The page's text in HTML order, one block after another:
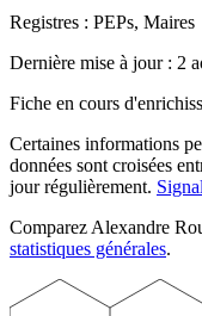
Registres : PEPs, Maires
Dernière mise à jour : 2
Fiche en cours
Certaines informations
données sont croisées
jour régulièrement.
Comparez Alexandre
statistiques générales.